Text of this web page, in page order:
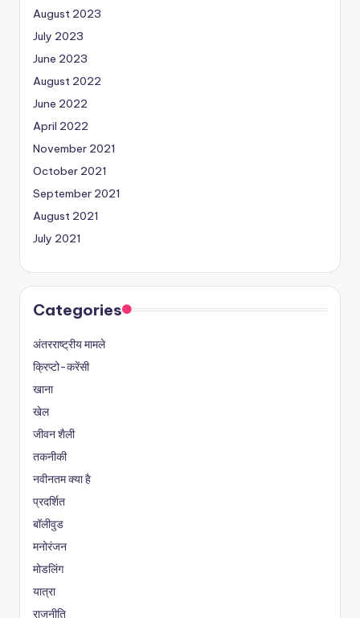
August 2023
July 2023
June 2023
August 2022
June 2022
April 2022
November 2021
October 2021
September 2021
August 2021
July 2021
Categories
अंतरराष्ट्रीय मामले
क्रिप्टो-करेंसी
खाना
खेल
जीवन शैली
तकनीकी
नवीनतम क्या है
प्रदर्शित
बॉलीवुड
मनोरंजन
मोडलिंग
यात्रा
राजनीति